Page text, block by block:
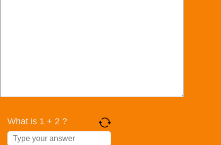
What is 1 + 2 ?
Answer
for